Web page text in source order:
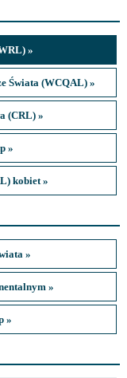
»
Świata (WCQAL) »
(CRL) »
»
kobiet »
»
»
»